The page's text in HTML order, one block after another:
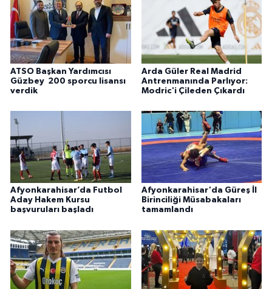
ATSO Başkan Yardımcısı
Güzbey 200 sporcu lisansı
verdik
Arda Güler Real Madrid
Antrenmanında Parlıyor:
Modric'i Çileden Çıkardı
Afyonkarahisar’da Futbol
Aday Hakem Kursu
başvuruları başladı
Afyonkarahisar'da Güreş İl
Birinciliği Müsabakaları
tamamlandı